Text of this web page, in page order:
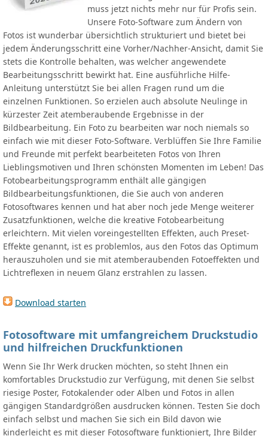
muss jetzt nichts mehr nur für Profis sein.
Unsere Foto-Software zum Ändern von
Fotos ist wunderbar übersichtlich strukturiert und bietet bei
jedem Änderungsschritt eine Vorher/Nachher-Ansicht, damit Sie
stets die Kontrolle behalten, was welcher angewendete
Bearbeitungsschritt bewirkt hat. Eine ausführliche Hilfe-
Anleitung unterstützt Sie bei allen Fragen rund um die
einzelnen Funktionen. So erzielen auch absolute Neulinge in
kürzester Zeit atemberaubende Ergebnisse in der
Bildbearbeitung. Ein Foto zu bearbeiten war noch niemals so
einfach wie mit dieser Foto-Software. Verblüffen Sie Ihre Familie
und Freunde mit perfekt bearbeiteten Fotos von Ihren
Lieblingsmotiven und Ihren schönsten Momenten im Leben! Das
Fotobearbeitungsprogramm enthält alle gängigen
Bildbearbeitungsfunktionen, die Sie auch von anderen
Fotosoftwares kennen und hat aber noch jede Menge weiterer
Zusatzfunktionen, welche die kreative Fotobearbeitung
erleichtern. Mit vielen voreingestellten Effekten, auch Preset-
Effekte genannt, ist es problemlos, aus den Fotos das Optimum
herauszuholen und sie mit atemberaubenden Fotoeffekten und
Lichtreflexen in neuem Glanz erstrahlen zu lassen.
Download starten
Fotosoftware mit umfangreichem Druckstudio
und hilfreichen Druckfunktionen
Wenn Sie Ihr Werk drucken möchten, so steht Ihnen ein
komfortables Druckstudio zur Verfügung, mit denen Sie selbst
riesige Poster, Fotokalender oder Alben und Fotos in allen
gängigen Standardgrößen ausdrucken können. Testen Sie doch
einfach selbst und machen Sie sich ein Bild davon wie
kinderleicht es mit dieser Fotosoftware funktioniert, Ihre Bilder